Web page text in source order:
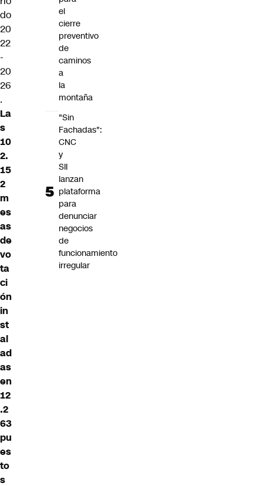
do
20
22
-
20
26
.
La
s
10
2.
15
2
m
es
as
de
vo
ta
ci
ón
in
st
al
ad
as
en
12
.2
63
pu
es
to
s
el
cierre
preventivo
de
caminos
a
la
montaña
"Sin
Fachadas":
CNC
y
SII
lanzan
plataforma
para
denunciar
negocios
de
funcionamiento
irregular